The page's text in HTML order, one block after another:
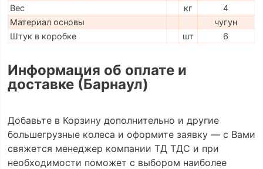
Вес
кг
4
Материал основы
чугун
Штук в коробке
шт 6
Информация об оплате и
доставке (Барнаул)
Добавьте в Корзину дополнительно и другие
большегрузные колеса и оформите заявку — с Вами
свяжется менеджер компании ТД ТДС и при
необходимости поможет с выбором наиболее